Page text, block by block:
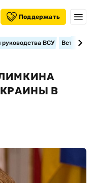
Поддержать
руководства ВСУ
В